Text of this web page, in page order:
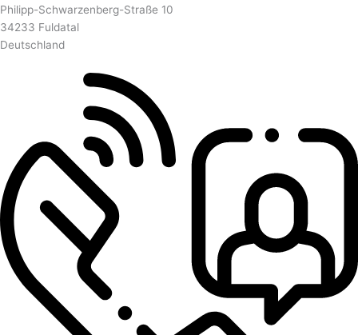
Philipp-Schwarzenberg-Straße 10
34233 Fuldatal
Deutschland